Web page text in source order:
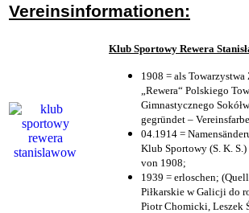
Vereinsinformationen:
Klub Sportowy Rewera
1908 = als
„Rewera“ Polskiego
Gimnastycznego
gegründet –
04.1914 =
Klub Sportowy (S. K. S.)
von 1908;
1939 = erloschen;
Piłkarskie w Galicji do
Piotr Chomicki, Leszek